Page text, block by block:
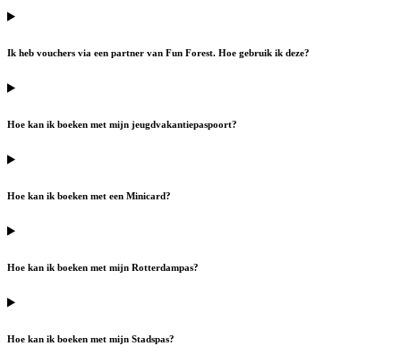
Ik heb vouchers via een partner van Fun Forest. Hoe gebruik ik deze?
Hoe kan ik boeken met mijn jeugdvakantiepaspoort?
Hoe kan ik boeken met een Minicard?
Hoe kan ik boeken met mijn Rotterdampas?
Hoe kan ik boeken met mijn Stadspas?